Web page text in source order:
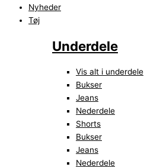
Nyheder
Tøj
Underdele
Vis alt i underdele
Bukser
Jeans
Nederdele
Shorts
Bukser
Jeans
Nederdele